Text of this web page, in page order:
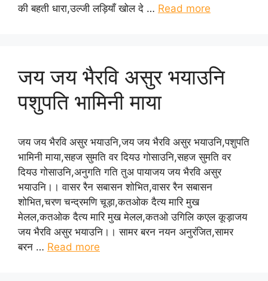
की बहती धारा,उल्जी लड़ियाँ खोल दे … Read more
जय जय भैरवि असुर भयाउनि
पशुपति भामिनी माया
जय जय भैरवि असुर भयाउनि,जय जय भैरवि असुर भयाउनि,पशुपति
भामिनी माया,सहज सुमति वर दियउ गोसाउनि,सहज सुमति वर
दियउ गोसाउनि,अनुगति गति तुअ पायाजय जय भैरवि असुर
भयाउनि।। वासर रैन सबासन शोभित,वासर रैन सबासन
शोभित,चरण चन्‍द्रमणि चूड़ा,कतओक दैत्‍य मारि मुख
मेलल,कतओक दैत्‍य मारि मुख मेलल,कतओ उगिलि कएल कूड़ाजय
जय भैरवि असुर भयाउनि।। सामर बरन नयन अनुरंजित,सामर
बरन … Read more